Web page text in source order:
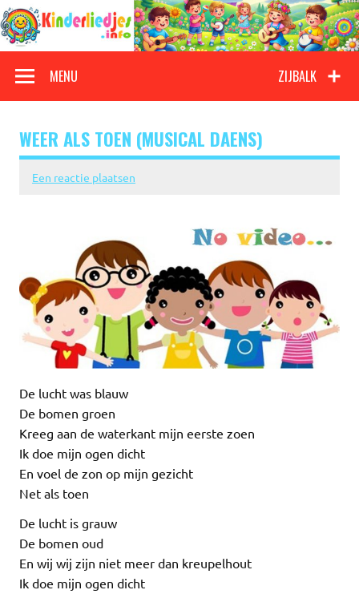
Doorgaan
naar
inhoud
Kinderliedjes
ZIJBALK
MENU
WEER ALS TOEN (MUSICAL DAENS)
Een reactie plaatsen
De lucht was blauw
De bomen groen
Kreeg aan de waterkant mijn eerste zoen
Ik doe mijn ogen dicht
En voel de zon op mijn gezicht
Net als toen
De lucht is grauw
De bomen oud
En wij wij zijn niet meer dan kreupelhout
Ik doe mijn ogen dicht